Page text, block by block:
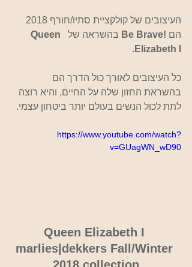
הם !Be Brave בהשראה של
Queen
Elizabeth I.
כל העיצובים לאורך כול הדרך הם
בהשראת החזון שלה על החיים, והיא רוצה
לתת לכול הנשים בעולם יותר ביטחון עצמי.
https://www.youtube.com/watch?
v=GUagWN_wD90
Queen Elizabeth I
marlies|dekkers Fall/Winter